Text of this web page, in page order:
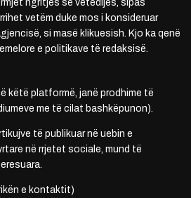
ngritjes së vetëdijes, sipas
vetëm duke mos i konsideruar
si masë klikuesish. Kjo ka qenë
e politikave të redaksisë.
këtë platformë, janë prodhime të
me të cilat bashkëpunon).
të publikuar në uebin e
në rrjetet sociale, mund të
e kontaktit)